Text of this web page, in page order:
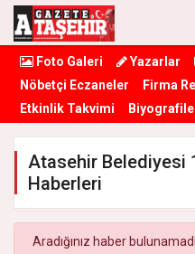
Foto Galeri Yazarlar
Nöbetçi Eczaneler
Firma
Etkinlik Takvimi
Atasehir Belediyesi
Haberleri
Aradığınız haber